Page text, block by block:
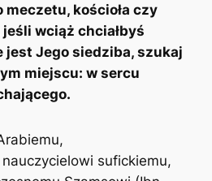
meczetu, kościoła czy
wciąż chciałbyś
jest Jego siedziba, szukaj
miejscu: w sercu
sufickiemu,